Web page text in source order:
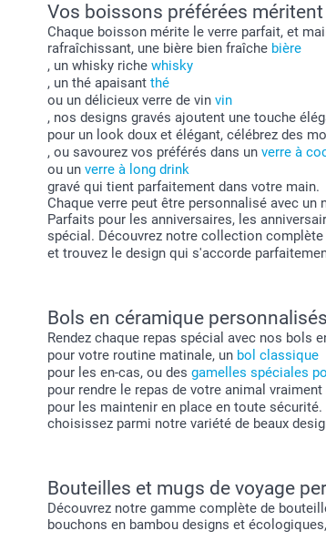
Vos boissons préférées
Chaque boisson mérite le verre parfait, et
rafraîchissant, une bière bien fraîche bière
, un whisky riche whisky
, un thé apaisant thé
ou un délicieux verre de vin vin
, nos designs gravés ajoutent une touche
pour un look doux et élégant, célébrez des
, ou savourez vos préférés dans un verre à
ou un verre à long drink
gravé qui tient parfaitement dans votre main.
Chaque verre peut être personnalisé avec
Parfaits pour les anniversaires, les
spécial. Découvrez notre collection complète
et trouvez le design qui s'accorde
Bols en céramique
Rendez chaque repas spécial avec nos bols
pour votre routine matinale, un bol classique
pour les en-cas, ou des gamelles spéciales
pour rendre le repas de votre animal
pour les maintenir en place en toute
choisissez parmi notre variété de beaux
Bouteilles et mugs de voyage
Découvrez notre gamme complète de
bouchons en bambou designs et